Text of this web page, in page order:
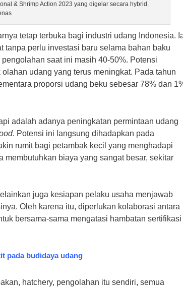
& Shrimp Action 2023 yang digelar secara hybrid.
tetap terbuka bagi industri udang Indonesia.
tanpa perlu investasi baru selama bahan baku
saat ini masih 40-50%. Potensi
udang yang terus meningkat. Pada tahun
proporsi udang beku sebesar 78% dan
adalah adanya peningkatan permintaan udang
. Potensi ini langsung dihadapkan pada
rumit bagi petambak kecil yang menghadapi
membutuhkan biaya yang sangat besar, sekitar
juga kesiapan pelaku usaha menjawab
Oleh karena itu, diperlukan kolaborasi antara
bersama-sama mengatasi hambatan sertifikasi
pada budidaya udang
hatchery, pengolahan itu sendiri, semua